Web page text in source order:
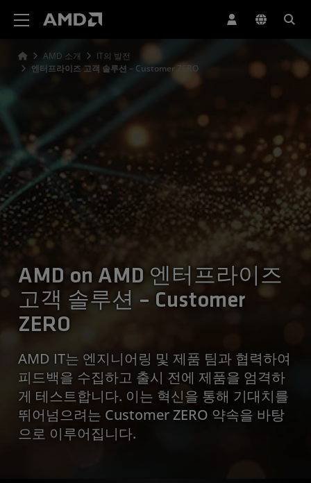
AMD 소개
IT의 발전
엔터프라이즈 고객 솔루션 – Customer ZERO
AMD on AMD 엔터프라이즈
고객 솔루션 – Customer
ZERO
AMD IT는 엔지니어링 및 제품 팀과 협력하여
피드백을 수집하고 출시 전에 제품을 엄격하
게 테스트합니다. 이는 혁신을 통해 기대치를
뛰어넘으려는 Customer ZERO 약속을 바탕
으로 이루어집니다.